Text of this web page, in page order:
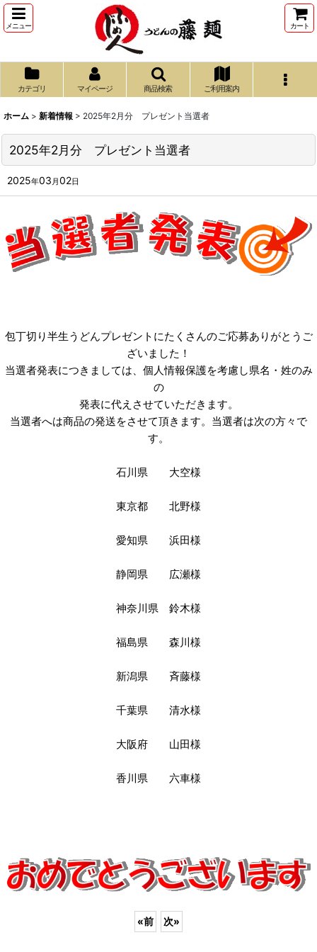
メニュー カート
カテゴリ マイページ 商品検索 ご利用案内
ホーム > 新着情報 > 2025年2月分 プレゼント当選者
2025年2月分 プレゼント当選者
2025年03 月02日
包丁切り半生うどんプレゼントにたくさんのご応募ありがとうご
ざいました！
当選者発表につきましては、個人情報保護を考慮し県名・姓のみ
の
発表に代えさせていただきます。
当選者へは商品の発送をさせて頂きます。当選者は次の方々で
す。
石川県 大空様
東京都 北野様
愛知県 浜田様
静岡県 広瀬様
神奈川県 鈴木様
福島県 森川様
新潟県 斉藤様
千葉県 清水様
大阪府 山田様
香川県 六車様
«前 次»